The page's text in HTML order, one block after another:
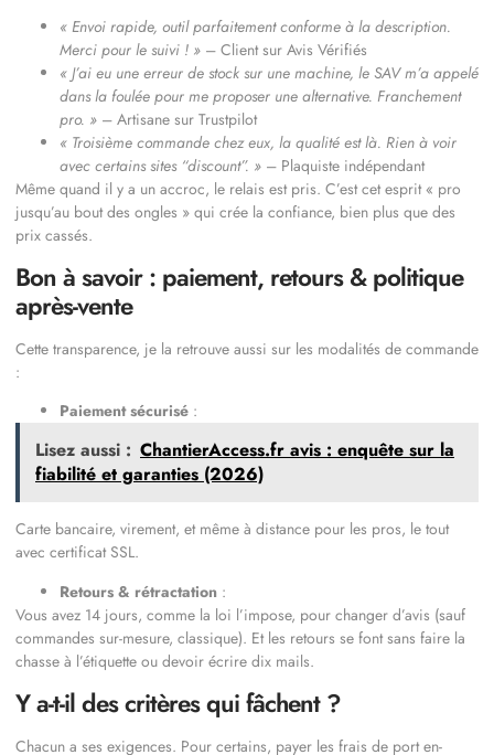
« Envoi rapide, outil parfaitement conforme à la description.
Merci pour le suivi ! » – Client sur Avis Vérifiés
« J’ai eu une erreur de stock sur une machine, le SAV m’a appelé
dans la foulée pour me proposer une alternative. Franchement
pro. » – Artisane sur Trustpilot
« Troisième commande chez eux, la qualité est là. Rien à voir
avec certains sites “discount”. » – Plaquiste indépendant
Même quand il y a un accroc, le relais est pris. C’est cet esprit « pro
jusqu’au bout des ongles » qui crée la confiance, bien plus que des
prix cassés.
Bon à savoir : paiement, retours & politique
après-vente
Cette transparence, je la retrouve aussi sur les modalités de commande
:
Paiement sécurisé :
Lisez aussi : ChantierAccess.fr avis : enquête sur la
fiabilité et garanties (2026)
Carte bancaire, virement, et même à distance pour les pros, le tout
avec certificat SSL.
Retours & rétractation :
Vous avez 14 jours, comme la loi l’impose, pour changer d’avis (sauf
commandes sur-mesure, classique). Et les retours se font sans faire la
chasse à l’étiquette ou devoir écrire dix mails.
Y a-t-il des critères qui fâchent ?
Chacun a ses exigences. Pour certains, payer les frais de port en-